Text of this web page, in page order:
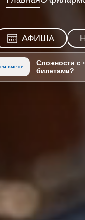
АФИША
вместе
Сложности с
билетами?